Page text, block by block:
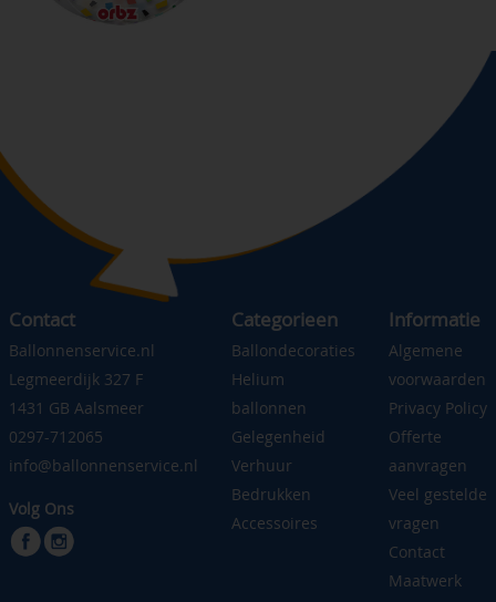
Contact
Ballonnenservice.nl
Legmeerdijk 327 F
1431 GB Aalsmeer
0297-712065
info@ballonnenservice.nl
Volg Ons
Categorieen
Ballondecoraties
Helium
ballonnen
Gelegenheid
Verhuur
Bedrukken
Accessoires
Informatie
Algemene
voorwaarden
Privacy Policy
Offerte
aanvragen
Veel gestelde
vragen
Contact
Maatwerk